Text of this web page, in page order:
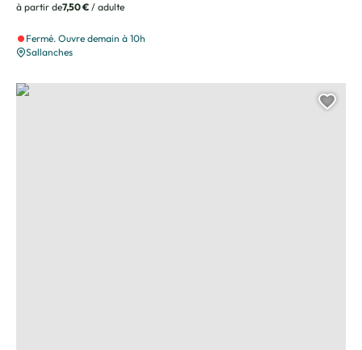
à partir de7,50 € / adulte
Fermé. Ouvre demain à 10h
Sallanches
Micro-Folie, © Micro-Folie